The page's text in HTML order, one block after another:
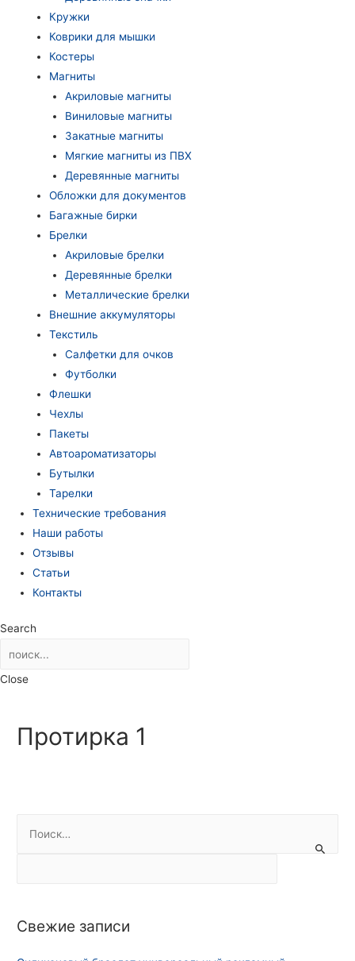
Кружки
Коврики для мышки
Костеры
Магниты
Акриловые магниты
Виниловые магниты
Закатные магниты
Мягкие магниты из ПВХ
Деревянные магниты
Обложки для документов
Багажные бирки
Брелки
Акриловые брелки
Деревянные брелки
Металлические брелки
Внешние аккумуляторы
Текстиль
Салфетки для очков
Футболки
Флешки
Чехлы
Пакеты
Автоароматизаторы
Бутылки
Тарелки
Технические требования
Наши работы
Отзывы
Статьи
Контакты
Search
Close
Протирка 1
:Свежие записи